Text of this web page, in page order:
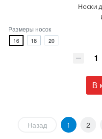
Носки
Размеры носок
16 18 20
В
Назад 1 2